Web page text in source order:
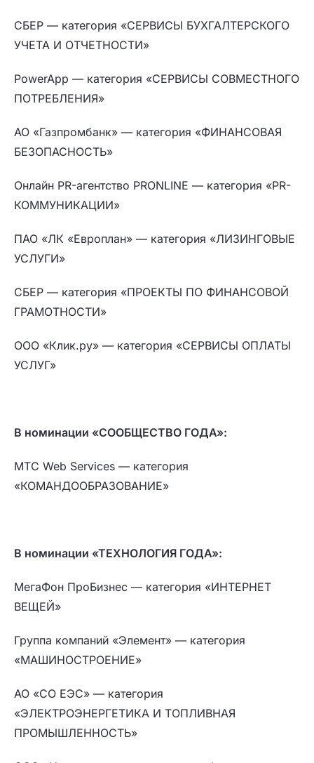
СБЕР — категория «СЕРВИСЫ БУХГАЛТЕРСКОГО
УЧЕТА И ОТЧЕТНОСТИ»
PowerApp — категория «СЕРВИСЫ СОВМЕСТНОГО
ПОТРЕБЛЕНИЯ»
АО «Газпромбанк» — категория «ФИНАНСОВАЯ
БЕЗОПАСНОСТЬ»
Онлайн PR-агентство PRONLINE — категория «PR-
КОММУНИКАЦИИ»
ПАО «ЛК «Европлан» — категория «ЛИЗИНГОВЫЕ
УСЛУГИ»
СБЕР — категория «ПРОЕКТЫ ПО ФИНАНСОВОЙ
ГРАМОТНОСТИ»
ООО «Клик.ру» — категория «СЕРВИСЫ ОПЛАТЫ
УСЛУГ»
В номинации «СООБЩЕСТВО ГОДА»:
МТС Web Services — категория
«КОМАНДООБРАЗОВАНИЕ»
В номинации «ТЕХНОЛОГИЯ ГОДА»:
МегаФон ПроБизнес — категория «ИНТЕРНЕТ
ВЕЩЕЙ»
Группа компаний «Элемент» — категория
«МАШИНОСТРОЕНИЕ»
АО «СО ЕЭС» — категория
«ЭЛЕКТРОЭНЕРГЕТИКА И ТОПЛИВНАЯ
ПРОМЫШЛЕННОСТЬ»